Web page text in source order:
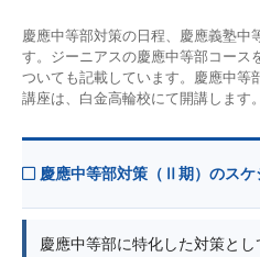
慶應中等部対策の日程、慶應義塾中
す。ジーニアスの慶應中等部コース
ついても記載しています。慶應中等
講座は、白金高輪校にて開講します。
慶應中等部対策（Ⅱ期）のスケ
慶應中等部に特化した対策と
動画
教材
お問い合わせ